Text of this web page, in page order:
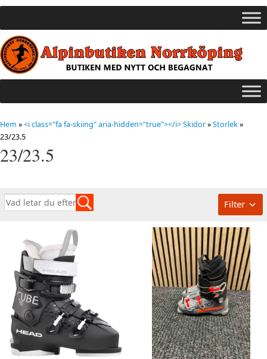
Hem »<i class="fa fa-skiing" aria-hidden="true"></i> Skidor»Storlek»
23/23.5
23/23.5
Filter